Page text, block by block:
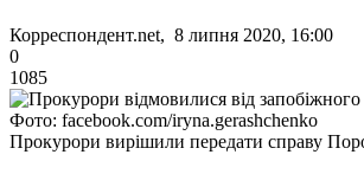
Корреспондент.net, 8 липня 2020, 16:00
0
1085
Фото: facebook.com/iryna.gerashchenko
Прокурори вирішили передати справу